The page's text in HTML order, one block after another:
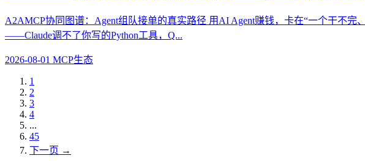
A2AMCP协同图谱：Agent组队接单的真实路径 用AI Agent赚钱，卡在“一个干不
——Claude调不了你写的Python工具，Q...
2026-08-01 MCP生态
1
2
3
4
...
45
下一页 →